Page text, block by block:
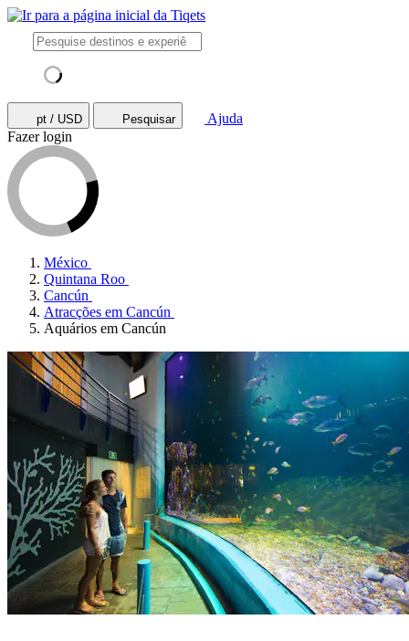
pt / USD Pesquisar
Ajuda
Fazer login
México
Quintana Roo
Cancún
Atracções em Cancún
Aquários em Cancún